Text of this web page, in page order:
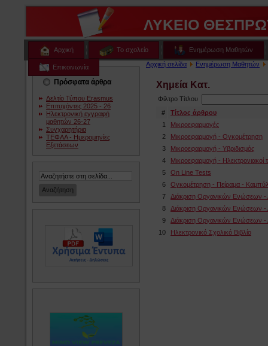
ΛΥΚΕΙΟ
Αρχική Το σχολείο Ενημέρωση Μαθητών
Επικοινωνία
Πρόσφατα άρθρα
Δελτίο Τύπου Erasmus
Επιτυχόντες 2025 - 26
Ηλεκτρονική εγγραφή
μαθητών 26-27
Συγχαρητήρια
ΤΕΦΑΑ - Ημερομηνίες
Εξετάσεων
Αρχική σελίδα Ενημέρωση Μαθητών
Χημεία Κατ.
Φίλτρο Τίτλου
#
Τίτλος άρθρου
1
Μικροεφαρμογές
2
Μικροεφαρμογή - Ογκομέτρηση
3
Μικροεφαρμογή - Υβριδισμός
4
Μικροεφαρμογή - Ηλεκτρονιακοί
5
On Line Tests
6
Ογκομέτρηση - Πείραμα -
7
Διάκριση Οργανικών Ενώσεων
8
Διάκριση Οργανικών Ενώσεων -
9
Διάκριση Οργανικών Ενώσεων -
10
Ηλεκτρονικό Σχολικό Βιβλίο